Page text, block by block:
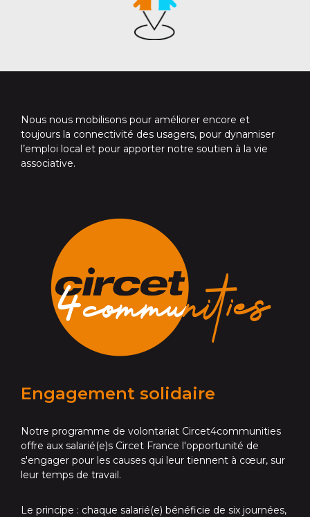
Nous nous mobilisons pour améliorer encore et
toujours la connectivité des usagers, pour dynamiser
l’emploi local et pour apporter notre soutien à la vie
associative.
Engagement solidaire
Notre programme de volontariat Circet4communities
offre aux salarié(e)s Circet France l'opportunité de
s'engager pour les causes qui leur tiennent à cœur, sur
leur temps de travail.
Le principe : chaque salarié(e) bénéficie de six journées,